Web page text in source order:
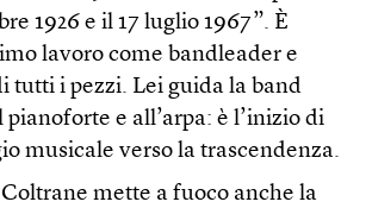
1926 e il 17 luglio 1967”. È
lavoro come bandleader e
tutti i pezzi. Lei guida la band
e all’arpa: è l’inizio di
musicale verso la trascendenza.
mette a fuoco anche la